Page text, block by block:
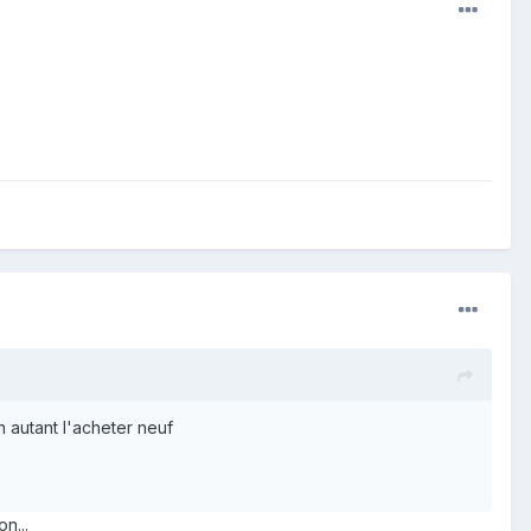
autant l'acheter neuf